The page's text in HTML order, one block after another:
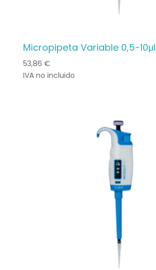
Micropipeta Variable 0,5-10μl
53,86 €
IVA no incluido